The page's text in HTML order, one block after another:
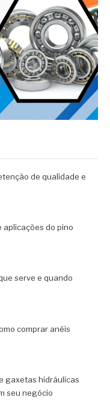
de qualidade e
aplicações do pino
serve e quando
comprar anéis
gaxetas hidráulicas
seu negócio